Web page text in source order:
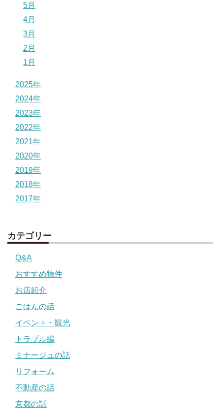
5月
4月
3月
2月
1月
2025年
2024年
2023年
2022年
2021年
2020年
2019年
2018年
2017年
カテゴリー
Q&A
おすすめ物件
お店紹介
ごはんの話
イベント・観光
トラブル編
ミナージュの話
リフォーム
不動産の話
京都の話